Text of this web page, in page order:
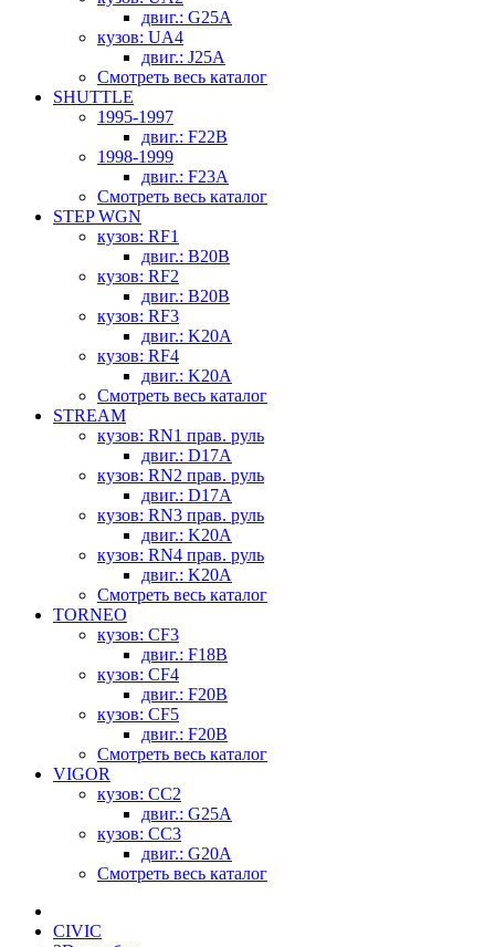
двиг.: G25A
кузов: UA4
двиг.: J25A
Смотреть весь каталог
SHUTTLE
1995-1997
двиг.: F22B
1998-1999
двиг.: F23A
Смотреть весь каталог
STEP WGN
кузов: RF1
двиг.: B20B
кузов: RF2
двиг.: B20B
кузов: RF3
двиг.: K20A
кузов: RF4
двиг.: K20A
Смотреть весь каталог
STREAM
кузов: RN1 прав. руль
двиг.: D17A
кузов: RN2 прав. руль
двиг.: D17A
кузов: RN3 прав. руль
двиг.: K20A
кузов: RN4 прав. руль
двиг.: K20A
Смотреть весь каталог
TORNEO
кузов: CF3
двиг.: F18B
кузов: CF4
двиг.: F20B
кузов: CF5
двиг.: F20B
Смотреть весь каталог
VIGOR
кузов: CC2
двиг.: G25A
кузов: CC3
двиг.: G20A
Смотреть весь каталог
CIVIC